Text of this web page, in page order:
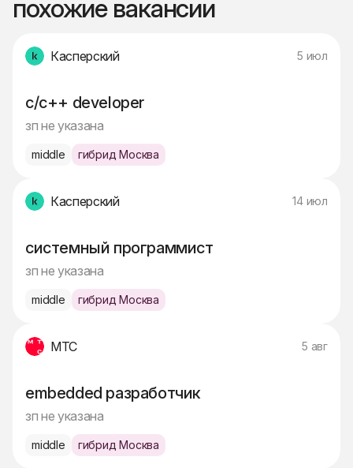
похожие вакансии
Касперский 5 июл
c/c++ developer
зп не указана
middle гибрид Москва
Касперский 14 июл
системный программист
зп не указана
middle гибрид Москва
МТС 5 авг
embedded разработчик
зп не указана
middle гибрид Москва